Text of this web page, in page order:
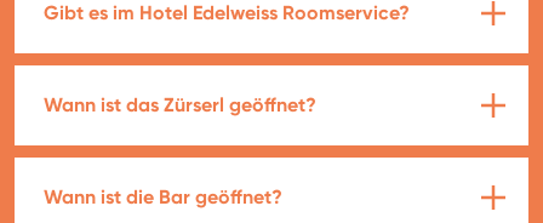
Gibt es im Hotel Edelweiss Roomservice?
Wann ist das Zürserl geöffnet?
Wann ist die Bar geöffnet?